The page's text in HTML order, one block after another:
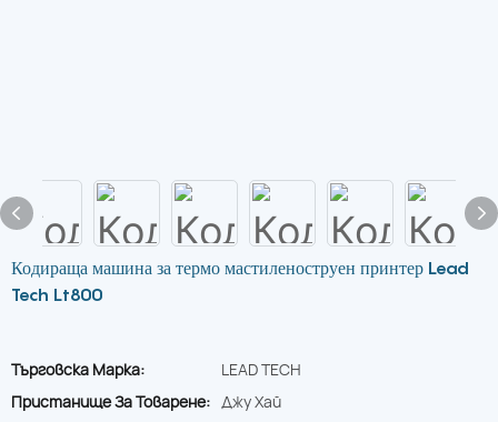
Кодираща машина за термо мастиленоструен принтер Lead
Tech Lt800
Търговска Марка:
LEAD TECH
Пристанище За Товарене: Джу Хай